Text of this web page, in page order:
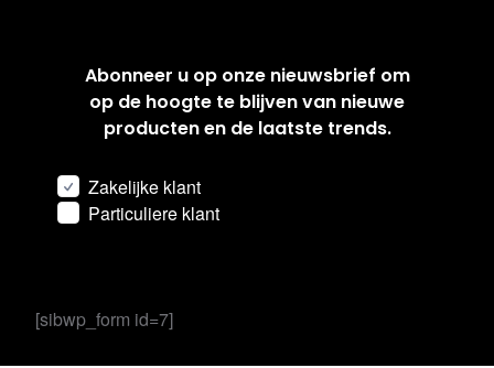
Abonneer u op onze nieuwsbrief om
op de hoogte te blijven van nieuwe
producten en de laatste trends.
Zakelijke klant
Particuliere klant
[sibwp_form id=7]